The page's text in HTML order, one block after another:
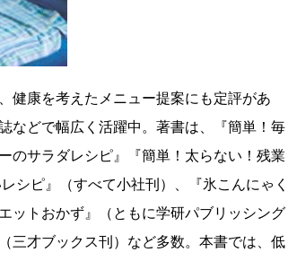
健康を考えたメニュー提案にも定評があ
などで幅広く活躍中。著書は、『簡単！毎
のサラダレシピ』『簡単！太らない！残業
シピ』（すべて小社刊）、『氷こんにゃく
ットおかず』（ともに学研パブリッシング
三才ブックス刊）など多数。本書では、低